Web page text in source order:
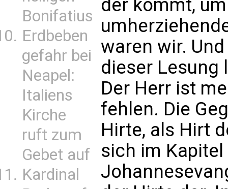
Bonifatius
Erdbeben
gefahr bei
Neapel:
Italiens
Kirche
ruft zum
Gebet auf
Kardinal
der kommt,
waren wir.
dieser Lesung
Der Herr ist
fehlen. Die
Hirte, als Hirt
sich im